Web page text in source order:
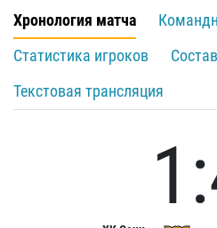
Хронология матча
Статистика игроков
Текстовая трансляция